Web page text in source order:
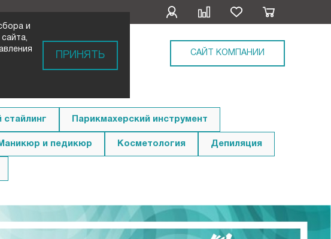
САЙТ КОМПАНИИ
Парикмахерский инструмент
и педикюр Косметология Депиляция
и
ПРИНЯТЬ